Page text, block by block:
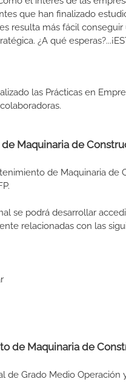
que han finalizado
resulta más fácil
¿A qué
las Prácticas en
Maquinaria de
de Maquinaria de
se podrá desarrollar
relacionadas con las
de Maquinaria de
de Grado Medio